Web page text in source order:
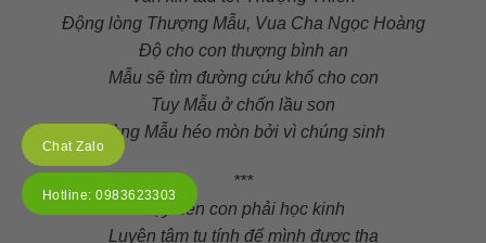
Động lòng Thượng Mẫu, Vua Cha Ngọc Hoàng
Độ cho con thượng bình an
Mẫu sẽ tìm đường cứu khổ cho con
Tuy Mẫu ở chốn lầu son
Lòng Mẫu héo mòn bởi vì chúng sinh
***
Vậy nên con phải học kinh
Luyện tâm tu tính để mình được tha
Chat Zalo
Hotline: 0983623303